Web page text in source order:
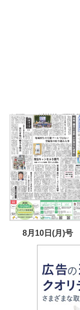
8月10日(月)号